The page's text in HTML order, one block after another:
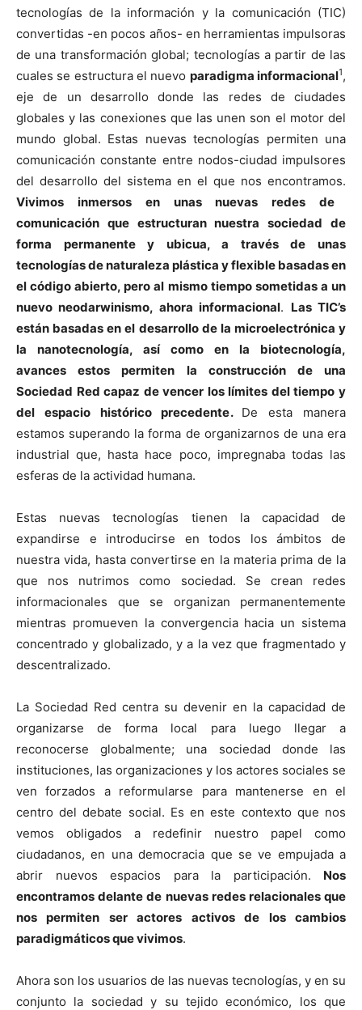
tecnologías de la información y la comunicación (TIC)
convertidas -en pocos años- en herramientas impulsoras
de una transformación global; tecnologías a partir de las
cuales se estructura el nuevo paradigma informacional1,
eje de un desarrollo donde las redes de ciudades
globales y las conexiones que las unen son el motor del
mundo global. Estas nuevas tecnologías permiten una
comunicación constante entre nodos-ciudad impulsores
del desarrollo del sistema en el que nos encontramos.
Vivimos inmersos en unas nuevas redes de
comunicación que estructuran nuestra sociedad de
forma permanente y ubicua, a través de unas
tecnologías de naturaleza plástica y flexible basadas en
el código abierto, pero al mismo tiempo sometidas a un
nuevo neodarwinismo, ahora informacional. Las TIC’s
están basadas en el desarrollo de la microelectrónica y
la nanotecnología, así como en la biotecnología,
avances estos permiten la construcción de una
Sociedad Red capaz de vencer los límites del tiempo y
del espacio histórico precedente. De esta manera
estamos superando la forma de organizarnos de una era
industrial que, hasta hace poco, impregnaba todas las
esferas de la actividad humana.
Estas nuevas tecnologías tienen la capacidad de
expandirse e introducirse en todos los ámbitos de
nuestra vida, hasta convertirse en la materia prima de la
que nos nutrimos como sociedad. Se crean redes
informacionales que se organizan permanentemente
mientras promueven la convergencia hacia un sistema
concentrado y globalizado, y a la vez que fragmentado y
descentralizado.
La Sociedad Red centra su devenir en la capacidad de
organizarse de forma local para luego llegar a
reconocerse globalmente; una sociedad donde las
instituciones, las organizaciones y los actores sociales se
ven forzados a reformularse para mantenerse en el
centro del debate social. Es en este contexto que nos
vemos obligados a redefinir nuestro papel como
ciudadanos, en una democracia que se ve empujada a
abrir nuevos espacios para la participación. Nos
encontramos delante de nuevas redes relacionales que
nos permiten ser actores activos de los cambios
paradigmáticos que vivimos.
Ahora son los usuarios de las nuevas tecnologías, y en su
conjunto la sociedad y su tejido económico, los que